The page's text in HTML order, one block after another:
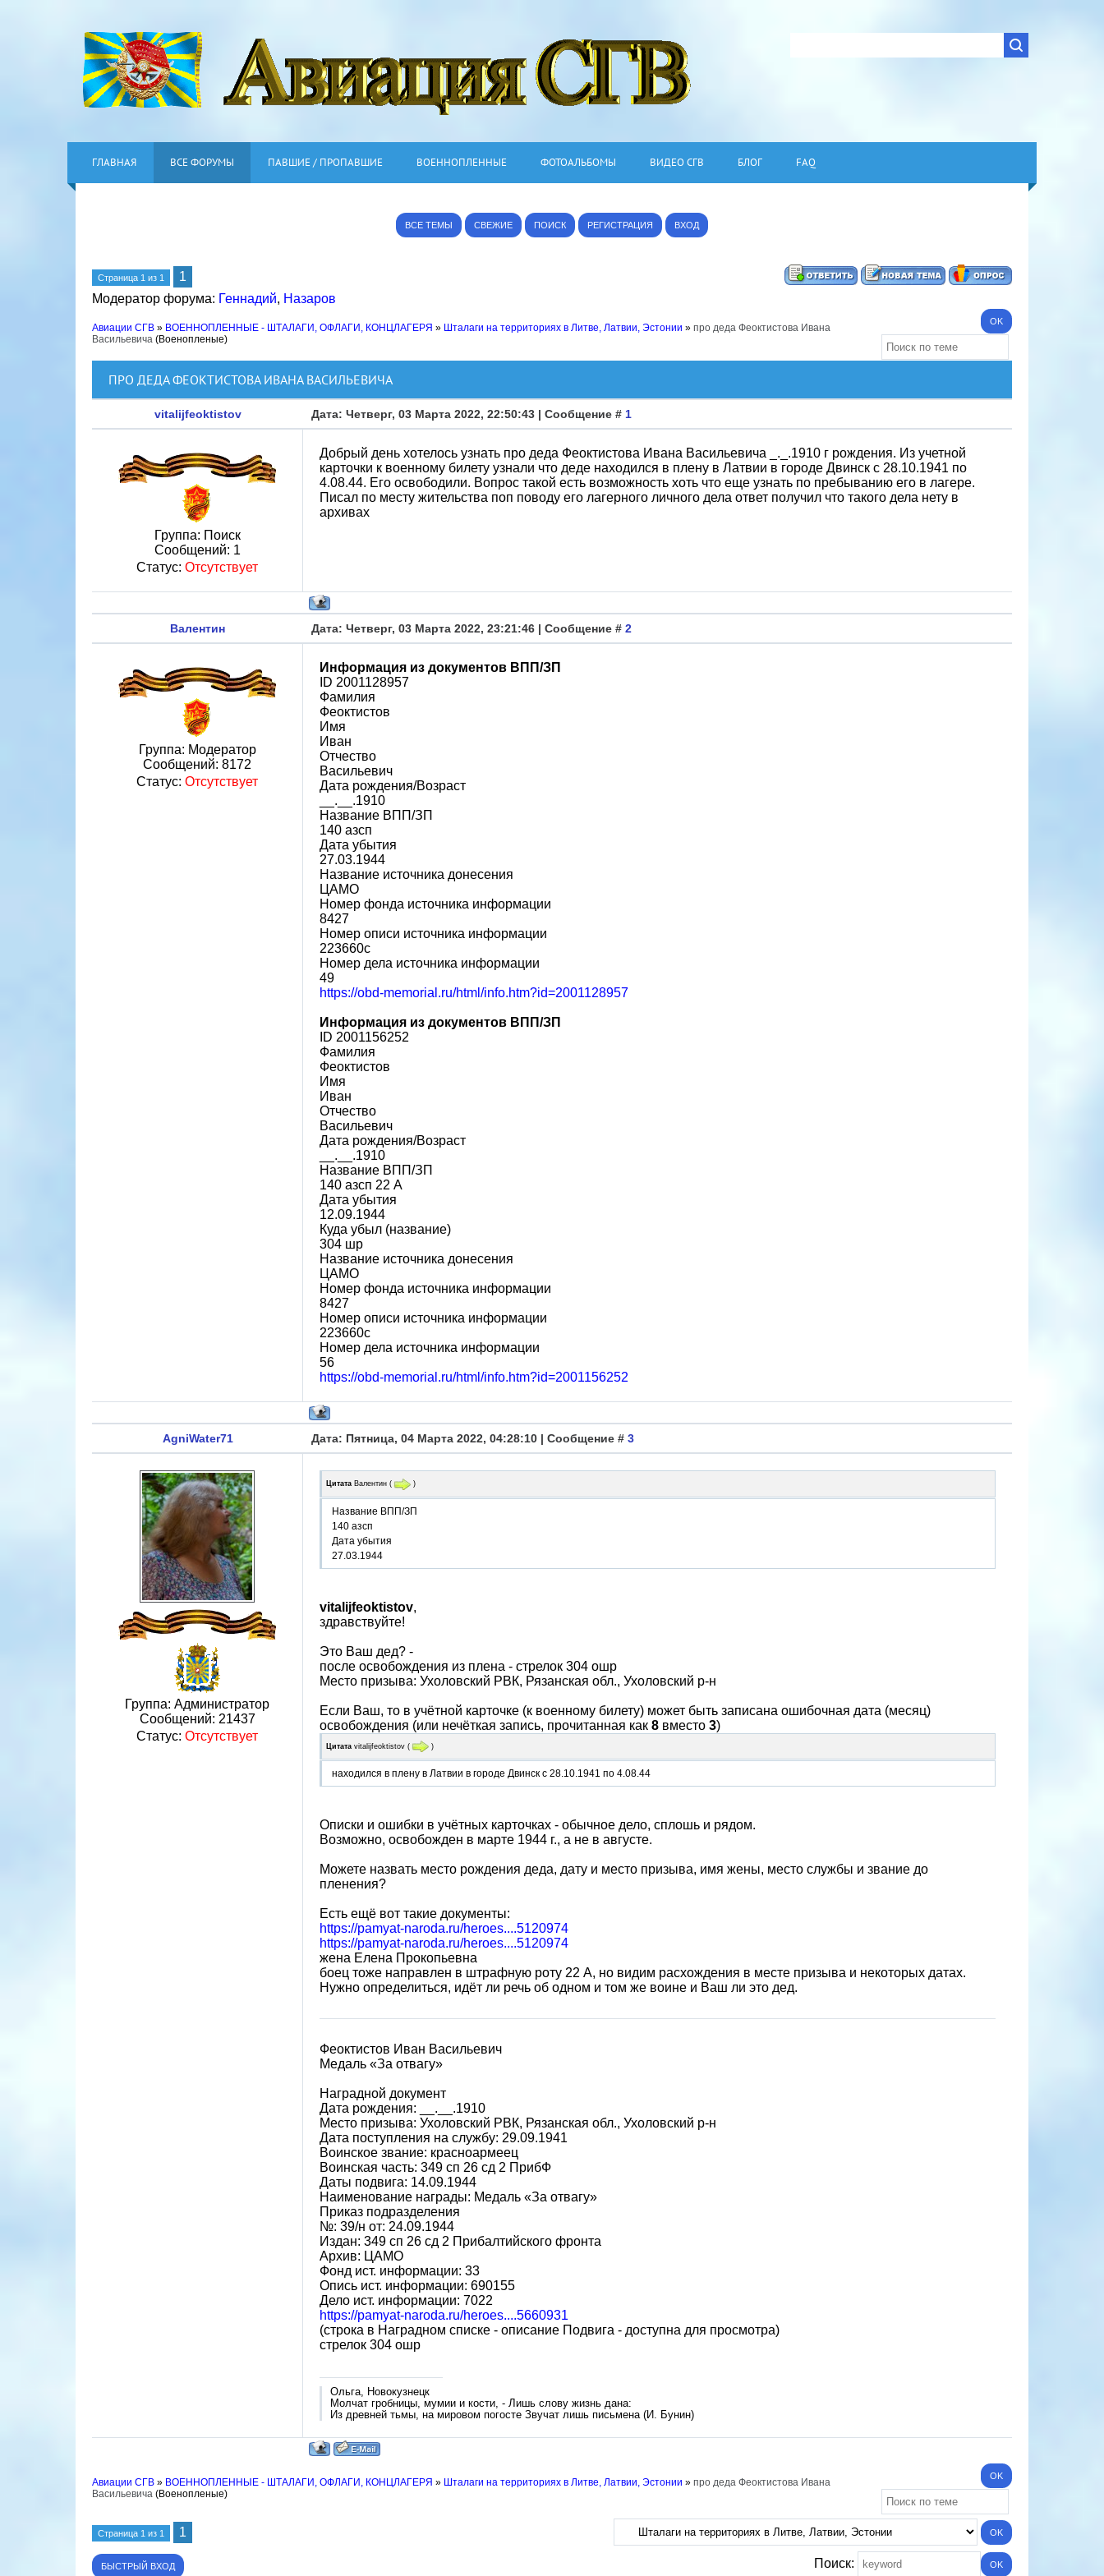
ГЛАВНАЯ ВСЕ ФОРУМЫ ПАВШИЕ / ПРОПАВШИЕ ВОЕННОПЛЕННЫЕ ФОТОАЛЬБОМЫ ВИДЕО СГВ БЛОГ FAQ
ВСЕ ТЕМЫ СВЕЖИЕ ПОИСК РЕГИСТРАЦИЯ ВХОД
Страница 1 из 1
1
Модератор форума: Геннадий, Назаров
Авиации СГВ » ВОЕННОПЛЕННЫЕ - ШТАЛАГИ, ОФЛАГИ, КОНЦЛАГЕРЯ » Шталаги на территориях в Литве, Латвии, Эстонии » про деда Феоктистова Ивана
Васильевича (Военопленые)
ПРО ДЕДА ФЕОКТИСТОВА ИВАНА ВАСИЛЬЕВИЧА
vitalijfeoktistov Дата: Четверг, 03 Марта 2022, 22:50:43 | Сообщение # 1
Группа: Поиск
Сообщений: 1
Статус: Отсутствует
Добрый день хотелось узнать про деда Феоктистова Ивана Васильевича _._.1910 г рождения. Из учетной
карточки к военному билету узнали что деде находился в плену в Латвии в городе Двинск с 28.10.1941 по
4.08.44. Его освободили. Вопрос такой есть возможность хоть что еще узнать по пребыванию его в лагере.
Писал по месту жительства поп поводу его лагерного личного дела ответ получил что такого дела нету в
архивах
Валентин Дата: Четверг, 03 Марта 2022, 23:21:46 | Сообщение # 2
Группа: Модератор
Сообщений: 8172
Статус: Отсутствует
Информация из документов ВПП/ЗП
ID 2001128957
Фамилия
Феоктистов
Имя
Иван
Отчество
Васильевич
Дата рождения/Возраст
__.__.1910
Название ВПП/ЗП
140 азсп
Дата убытия
27.03.1944
Название источника донесения
ЦАМО
Номер фонда источника информации
8427
Номер описи источника информации
223660с
Номер дела источника информации
49
https://obd-memorial.ru/html/info.htm?id=2001128957
Информация из документов ВПП/ЗП
ID 2001156252
Фамилия
Феоктистов
Имя
Иван
Отчество
Васильевич
Дата рождения/Возраст
__.__.1910
Название ВПП/ЗП
140 азсп 22 А
Дата убытия
12.09.1944
Куда убыл (название)
304 шр
Название источника донесения
ЦАМО
Номер фонда источника информации
8427
Номер описи источника информации
223660с
Номер дела источника информации
56
https://obd-memorial.ru/html/info.htm?id=2001156252
AgniWater71 Дата: Пятница, 04 Марта 2022, 04:28:10 | Сообщение # 3
Группа: Администратор
Сообщений: 21437
Статус: Отсутствует
Цитата Валентин ( )
Название ВПП/ЗП
140 азсп
Дата убытия
27.03.1944
vitalijfeoktistov,
здравствуйте!
Это Ваш дед? -
после освобождения из плена - стрелок 304 ошр
Место призыва: Ухоловский РВК, Рязанская обл., Ухоловский р-н
Если Ваш, то в учётной карточке (к военному билету) может быть записана ошибочная дата (месяц)
освобождения (или нечёткая запись, прочитанная как 8 вместо 3)
Цитата vitalijfeoktistov ( )
находился в плену в Латвии в городе Двинск с 28.10.1941 по 4.08.44
Описки и ошибки в учётных карточках - обычное дело, сплошь и рядом.
Возможно, освобожден в марте 1944 г., а не в августе.
Можете назвать место рождения деда, дату и место призыва, имя жены, место службы и звание до
пленения?
Есть ещё вот такие документы:
https://pamyat-naroda.ru/heroes....5120974
https://pamyat-naroda.ru/heroes....5120974
жена Елена Прокопьевна
боец тоже направлен в штрафную роту 22 А, но видим расхождения в месте призыва и некоторых датах.
Нужно определиться, идёт ли речь об одном и том же воине и Ваш ли это дед.
Феоктистов Иван Васильевич
Медаль «За отвагу»
Наградной документ
Дата рождения: __.__.1910
Место призыва: Ухоловский РВК, Рязанская обл., Ухоловский р-н
Дата поступления на службу: 29.09.1941
Воинское звание: красноармеец
Воинская часть: 349 сп 26 сд 2 ПрибФ
Даты подвига: 14.09.1944
Наименование награды: Медаль «За отвагу»
Приказ подразделения
№: 39/н от: 24.09.1944
Издан: 349 сп 26 сд 2 Прибалтийского фронта
Архив: ЦАМО
Фонд ист. информации: 33
Опись ист. информации: 690155
Дело ист. информации: 7022
https://pamyat-naroda.ru/heroes....5660931
(строка в Наградном списке - описание Подвига - доступна для просмотра)
стрелок 304 ошр
Ольга, Новокузнецк
Молчат гробницы, мумии и кости, - Лишь слову жизнь дана:
Из древней тьмы, на мировом погосте Звучат лишь письмена (И. Бунин)
Авиации СГВ » ВОЕННОПЛЕННЫЕ - ШТАЛАГИ, ОФЛАГИ, КОНЦЛАГЕРЯ » Шталаги на территориях в Литве, Латвии, Эстонии » про деда Феоктистова Ивана
Васильевича (Военопленые)
Страница 1 из 1 1
Поиск: